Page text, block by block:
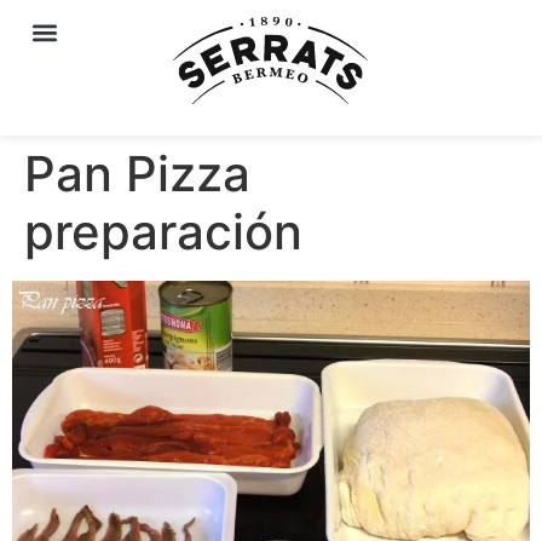
Pan Pizza
preparación